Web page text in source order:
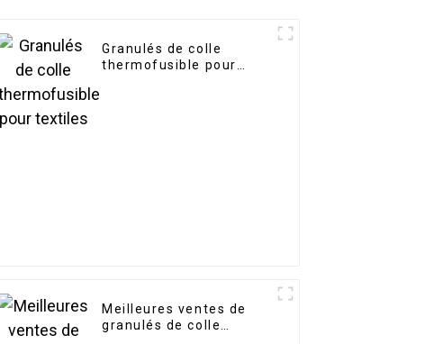
Granulés de colle
thermofusible pour
Meilleures ventes de
granulés de colle